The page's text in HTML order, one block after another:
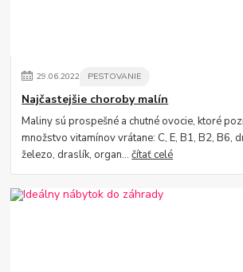
29.06.2022 PESTOVANIE
Najčastejšie choroby malín
Maliny sú prospešné a chutné ovocie, ktoré
množstvo vitamínov vrátane: C, E, B1, B2, B6,
železo, draslík, organ...čítať celé